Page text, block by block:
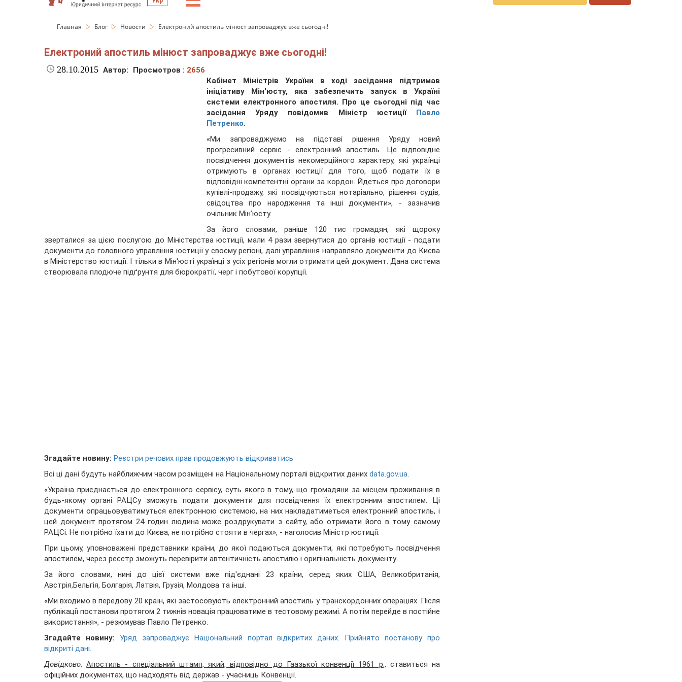
Главная Блог Новости Електроний апостиль мінюст запроваджує вже сьогодні!
Електроний апостиль мінюст запроваджує вже сьогодні!
28.10.2015 Автор: Просмотров : 2656
Кабінет Міністрів України в ході засідання підтримав
ініціативу Мін'юсту, яка забезпечить запуск в Україні
системи електронного апостиля. Про це сьогодні під час
засідання Уряду повідомив Міністр юстиції
Павло
Петренко.
«Ми запроваджуємо на підставі рішення Уряду новий
прогресивний сервіс - електронний апостиль. Це відповідне
посвідчення документів некомерційного характеру, які українці
отримують в органах юстиції для того, щоб подати їх в
відповідні компетентні органи за кордон. Йдеться про договори
купівлі-продажу, які посвідчуються нотаріально, рішення судів,
свідоцтва про народження та інші документи», - зазначив
очільник Мін’юсту.
За його словами, раніше 120 тис громадян, які щороку
зверталися за цією послугою до Міністерства юстиції, мали 4 рази звернутися до органів юстиції ‑ подати
документи до головного управління юстиції у своєму регіоні, далі управління направляло документи до Києва
в Міністерство юстиції. І тільки в Мін'юсті українці з усіх регіонів могли отримати цей документ. Дана система
створювала плодюче підґрунтя для бюрократії, черг і побутової корупції.
Згадайте новину: Реєстри речових прав продовжують відкриватись
Всі ці дані будуть найближчим часом розміщені на Національному порталі відкритих даних data.gov.ua.
«Україна приєднається до електронного сервісу, суть якого в тому, що громадяни за місцем проживання в
будь-якому органі РАЦСу зможуть подати документи для посвідчення їх електронним апостилем. Ці
документи опрацьовуватимуться електронною системою, на них накладатиметься електронний апостиль, і
цей документ протягом 24 годин людина може роздрукувати з сайту, або отримати його в тому самому
РАЦСі. Не потрібно їхати до Києва, не потрібно стояти в чергах», - наголосив Міністр юстиції.
При цьому, уповноважені представники країни, до якої подаються документи, які потребують посвідчення
апостилем, через реєстр зможуть перевірити автентичність апостилю і оригінальність документу.
За його словами, нині до цієї системи вже під'єднані 23 країни, серед яких США, Великобританія,
Австрія,Бельгія, Болгарія, Латвія, Грузія, Молдова та інші.
«Ми входимо в передову 20 країн, які застосовують електронний апостиль у транскордонних операціях. Після
публікації постанови протягом 2 тижнів новація працюватиме в тестовому режимі. А потім перейде в постійне
використання», - резюмував Павло Петренко.
Згадайте новину:
Уряд запроваджує Національний портал відкритих даних. Прийнято постанову про
відкриті дані.
Довідково.Апостиль - спеціальний штамп, який, відповідно до Гаазької конвенції 1961 р., ставиться на
офіційних документах, що надходять від держав - учасниць Конвенції.